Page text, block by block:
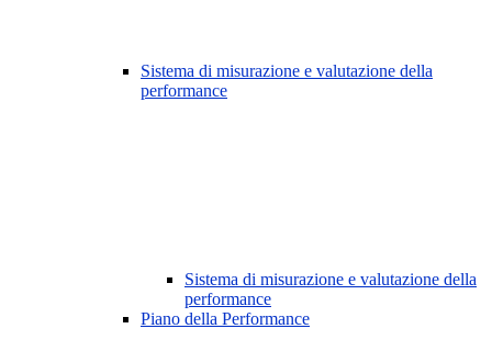
Sistema di misurazione e valutazione della
performance
Sistema di misurazione e valutazione della
performance
Piano della Performance